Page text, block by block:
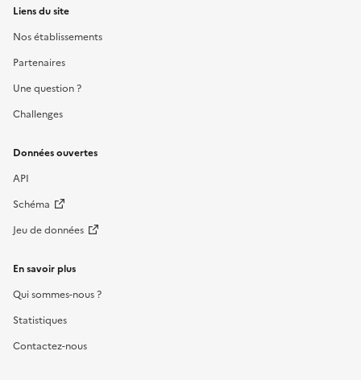
Liens du site
Nos établissements
Partenaires
Une question ?
Challenges
Données ouvertes
API
Schéma
Jeu de données
En savoir plus
Qui sommes-nous ?
Statistiques
Contactez-nous